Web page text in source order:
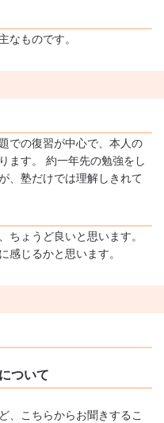
なものです。
での復習が中心で、本人の
ます。 約一年先の勉強をし
、塾だけでは理解しきれて
ょうど良いと思います。
じるかと思います。
ついて
、こちらからお聞きするこ